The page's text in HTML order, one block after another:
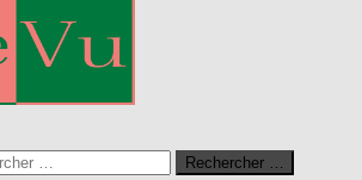
Rechercher …